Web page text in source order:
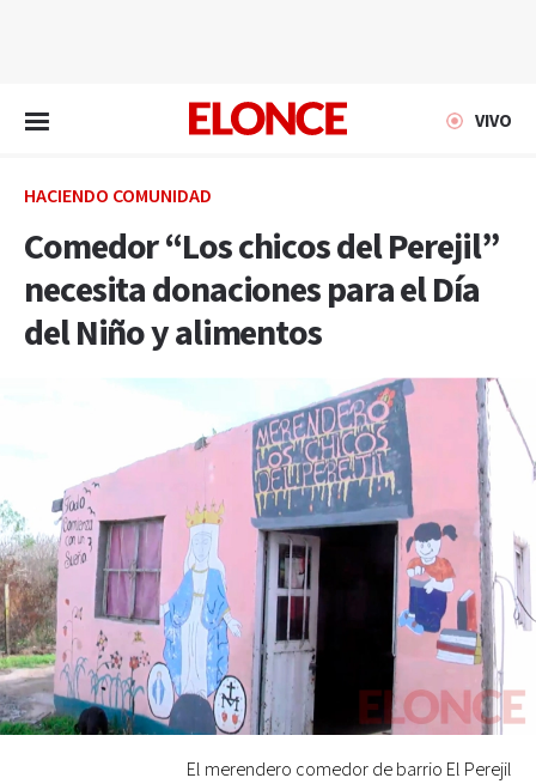
VIVO
HACIENDO COMUNIDAD
Comedor “Los chicos del Perejil”
necesita donaciones para el Día
del Niño y alimentos
El merendero comedor de barrio El Perejil